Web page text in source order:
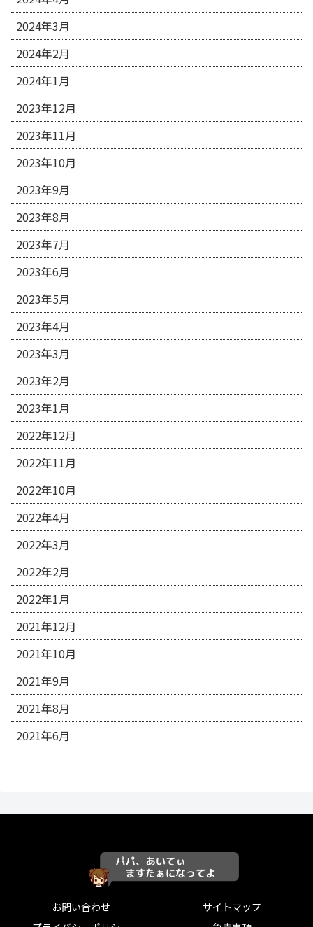
2024年3月
2024年2月
2024年1月
2023年12月
2023年11月
2023年10月
2023年9月
2023年8月
2023年7月
2023年6月
2023年5月
2023年4月
2023年3月
2023年2月
2023年1月
2022年12月
2022年11月
2022年10月
2022年4月
2022年3月
2022年2月
2022年1月
2021年12月
2021年10月
2021年9月
2021年8月
2021年6月
お問い合わせ
サイトマップ